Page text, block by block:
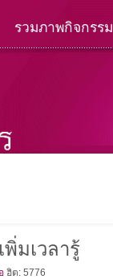
รวมภาพกิจกรรม
พิ่มเวลารู้
ฮิต: 5776